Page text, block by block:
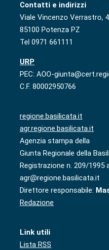
Contatti e indirizzi
Viale Vincenzo Verrastro, 4
85100 Potenza PZ
Tel 0971 661111
URP
PEC: AOO-
C.F. 80002950766
regione.basilicata.it
agr.regione.basilicata.it
Agenzia stampa della
Giunta Regionale della
Registrazione n. 209/1995
agr@regione.basilicata.it
Direttore responsabile:
Redazione
Link utili
Lista RSS